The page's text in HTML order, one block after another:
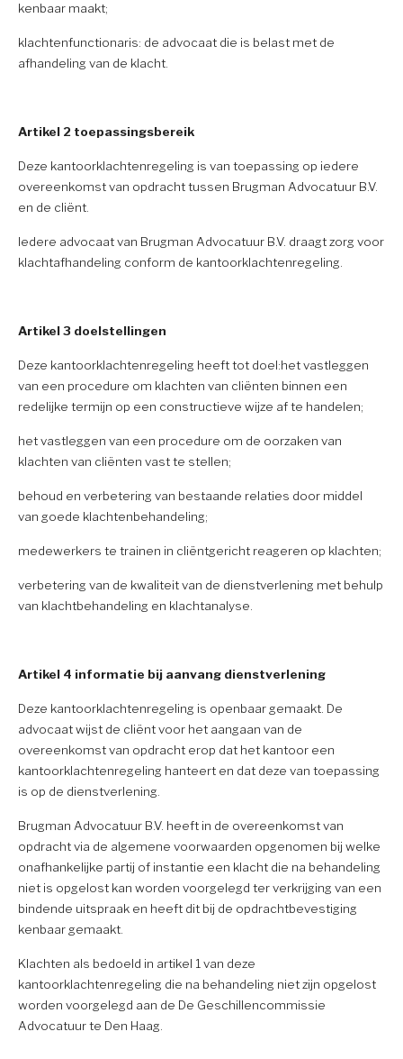
kenbaar maakt;
klachtenfunctionaris: de advocaat die is belast met de
afhandeling van de klacht.
Artikel 2 toepassingsbereik
Deze kantoorklachtenregeling is van toepassing op iedere
overeenkomst van opdracht tussen Brugman Advocatuur B.V.
en de cliënt.
Iedere advocaat van Brugman Advocatuur B.V. draagt zorg voor
klachtafhandeling conform de kantoorklachtenregeling.
Artikel 3 doelstellingen
Deze kantoorklachtenregeling heeft tot doel:het vastleggen
van een procedure om klachten van cliënten binnen een
redelijke termijn op een constructieve wijze af te handelen;
het vastleggen van een procedure om de oorzaken van
klachten van cliënten vast te stellen;
behoud en verbetering van bestaande relaties door middel
van goede klachtenbehandeling;
medewerkers te trainen in cliëntgericht reageren op klachten;
verbetering van de kwaliteit van de dienstverlening met behulp
van klachtbehandeling en klachtanalyse.
Artikel 4 informatie bij aanvang dienstverlening
Deze kantoorklachtenregeling is openbaar gemaakt. De
advocaat wijst de cliënt voor het aangaan van de
overeenkomst van opdracht erop dat het kantoor een
kantoorklachtenregeling hanteert en dat deze van toepassing
is op de dienstverlening.
Brugman Advocatuur B.V. heeft in de overeenkomst van
opdracht via de algemene voorwaarden opgenomen bij welke
onafhankelijke partij of instantie een klacht die na behandeling
niet is opgelost kan worden voorgelegd ter verkrijging van een
bindende uitspraak en heeft dit bij de opdrachtbevestiging
kenbaar gemaakt.
Klachten als bedoeld in artikel 1 van deze
kantoorklachtenregeling die na behandeling niet zijn opgelost
worden voorgelegd aan de De Geschillencommissie
Advocatuur te Den Haag.